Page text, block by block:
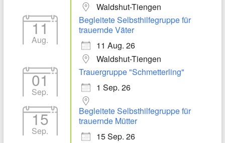
Waldshut-Tiengen
11
Aug.
Begleitete Selbsthilfegruppe für
trauernde Väter
11 Aug. 26
Waldshut-Tiengen
01
Sep.
Trauergruppe "Schmetterling"
1 Sep. 26
15
Sep.
Begleitete Selbsthilfegruppe für
trauernde Mütter
15 Sep. 26